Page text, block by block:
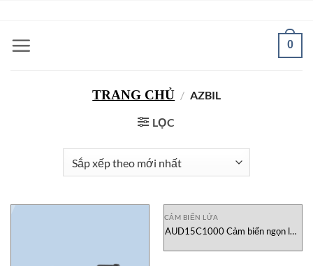
nội
0
TRANG CHỦ / AZBIL
LỌC
CẢM BIẾN LỬA
AUD15C1000 Cảm biến ngọn lửa